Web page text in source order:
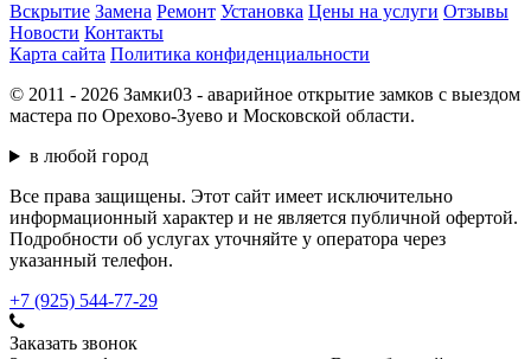
Вскрытие Замена Ремонт Установка Цены на услуги Отзывы
Новости Контакты
Карта сайта Политика конфиденциальности
© 2011 - 2026 Замки03 - аварийное открытие замков с выездом
мастера по Орехово-Зуево и Московской области.
в любой город
Все права защищены. Этот сайт имеет исключительно
информационный характер и не является публичной офертой.
Подробности об услугах уточняйте у оператора через
указанный телефон.
+7 (925) 544-77-29
Заказать звонок